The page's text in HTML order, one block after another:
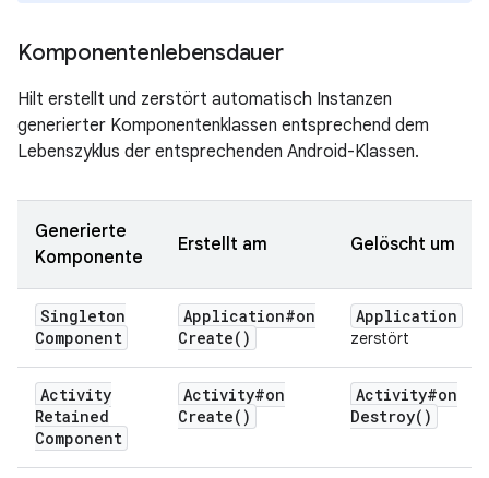
Komponentenlebensdauer
Hilt erstellt und zerstört automatisch Instanzen
generierter Komponentenklassen entsprechend dem
Lebenszyklus der entsprechenden Android-Klassen.
Generierte
Komponente
Erstellt am Gelöscht um
Singleton
Component
Application#on
Create( )
Application
zerstört
Activity
Retained
Component
Activity#on
Create( )
Activity#on
Destroy( )